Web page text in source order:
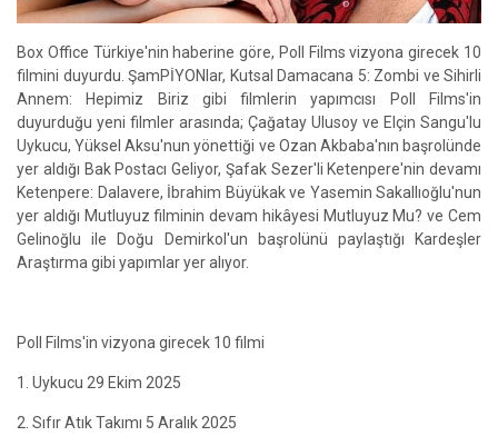
Box Office Türkiye'nin haberine göre, Poll Films vizyona girecek 10
filmini duyurdu. ŞamPİYONlar, Kutsal Damacana 5: Zombi ve Sihirli
Annem: Hepimiz Biriz gibi filmlerin yapımcısı Poll Films'in
duyurduğu yeni filmler arasında; Çağatay Ulusoy ve Elçin Sangu'lu
Uykucu, Yüksel Aksu'nun yönettiği ve Ozan Akbaba'nın başrolünde
yer aldığı Bak Postacı Geliyor, Şafak Sezer'li Ketenpere'nin devamı
Ketenpere: Dalavere, İbrahim Büyükak ve Yasemin Sakallıoğlu'nun
yer aldığı Mutluyuz filminin devam hikâyesi Mutluyuz Mu? ve Cem
Gelinoğlu ile Doğu Demirkol'un başrolünü paylaştığı Kardeşler
Araştırma gibi yapımlar yer alıyor.
Poll Films'in vizyona girecek 10 filmi
1. Uykucu 29 Ekim 2025
2. Sıfır Atık Takımı 5 Aralık 2025